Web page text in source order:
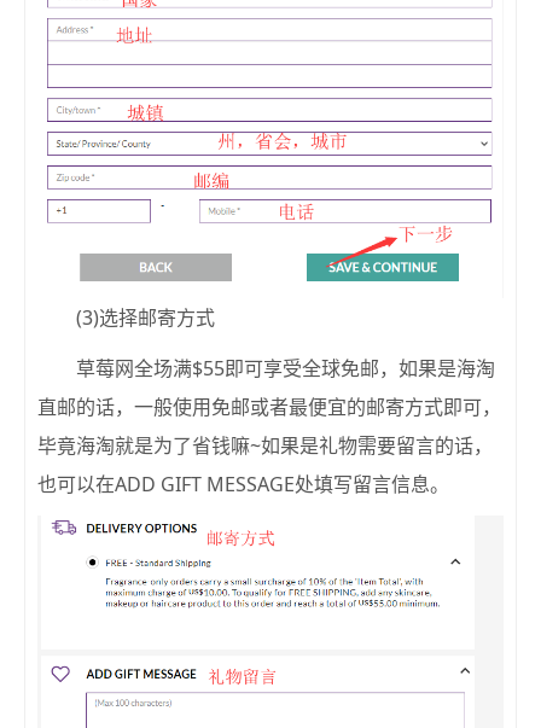
(3)选择邮寄方式
草莓网全场满$55即可享受全球免邮，如果是海淘
直邮的话，一般使用免邮或者最便宜的邮寄方式即可，
毕竟海淘就是为了省钱嘛~如果是礼物需要留言的话，
也可以在ADD GIFT MESSAGE处填写留言信息。